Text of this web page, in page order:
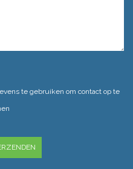
te gebruiken om contact op te